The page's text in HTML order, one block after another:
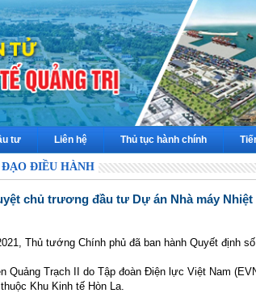
tư Liên hệ Thủ tục hành chính
ĐIỀU HÀNH
chủ trương đầu tư Dự án Nhà máy Nhiệt
Thủ tướng Chính phủ đã ban hành Quyết định
Quảng Trạch II do Tập đoàn Điện lực Việt Nam
Khu Kinh tế Hòn La.